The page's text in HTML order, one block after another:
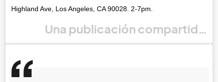
Highland Ave, Los Angeles, CA 90028. 2-7pm.
Una publicación compartida